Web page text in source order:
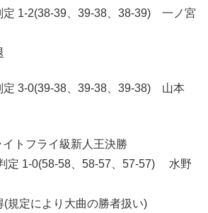
1-2(38-39、39-38、38-39) 一ノ宮
3-0(39-38、39-38、39-38) 山本
トフライ級新人王決勝
1-0(58-58、58-57、57-57) 水野
規定により大曲の勝者扱い)